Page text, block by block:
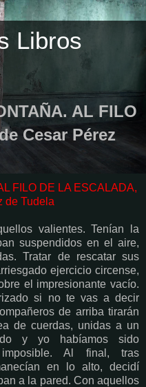
Libros
AL FILO
Cesar Pérez
FILO DE LA ESCALADA,
de Tudela
valientes. Tenían la
suspendidos en el aire,
Tratar de rescatar sus
ejercicio circense,
el impresionante vacío.
si no te vas a decir
de arriba tirarán
de cuerdas, unidas a un
y yo habíamos sido
Al final, tras
en lo alto, decidí
a la pared. Con aquellos